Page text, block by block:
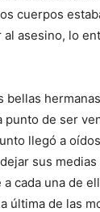
cuerpos
asesino, lo
de ser
llegó a
sus
cada una de
última de las